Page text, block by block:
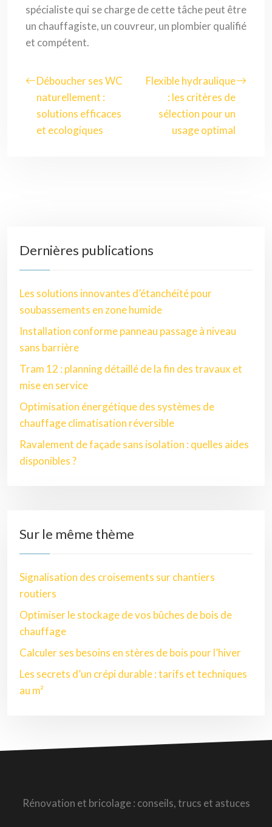
spécialiste qui se charge de cette tâche peut être
un chauffagiste, un couvreur, un plombier qualifié
et compétent.
Déboucher ses WC
naturellement :
solutions efficaces
et ecologiques
Flexible hydraulique
: les critères de
sélection pour un
usage optimal
Dernières publications
Les solutions innovantes d’étanchéité pour
soubassements en zone humide
Installation conforme panneau passage à niveau
sans barrière
Tram 12 : planning détaillé de la fin des travaux et
mise en service
Optimisation énergétique des systèmes de
chauffage climatisation réversible
Ravalement de façade sans isolation : quelles aides
disponibles ?
Sur le même thème
Signalisation des croisements sur chantiers
routiers
Optimiser le stockage de vos bûches de bois de
chauffage
Calculer ses besoins en stères de bois pour l’hiver
Les secrets d’un crépi durable : tarifs et techniques
au m²
Rénovation et bricolage : conseils, trucs et astuces